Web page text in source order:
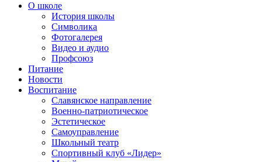
О школе
История школы
Символика
Фотогалерея
Видео и аудио
Профсоюз
Питание
Новости
Воспитание
Славянское направление
Военно-патриотическое
Эстетическое
Самоуправление
Школьный театр
Спортивный клуб «Лидер»